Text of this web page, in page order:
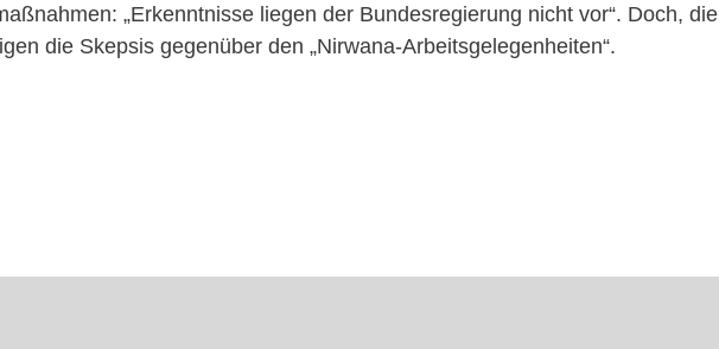
„Erkenntnisse liegen der Bundesregierung nicht vor“. Doch, die
die Skepsis gegenüber den „Nirwana-Arbeitsgelegenheiten“.